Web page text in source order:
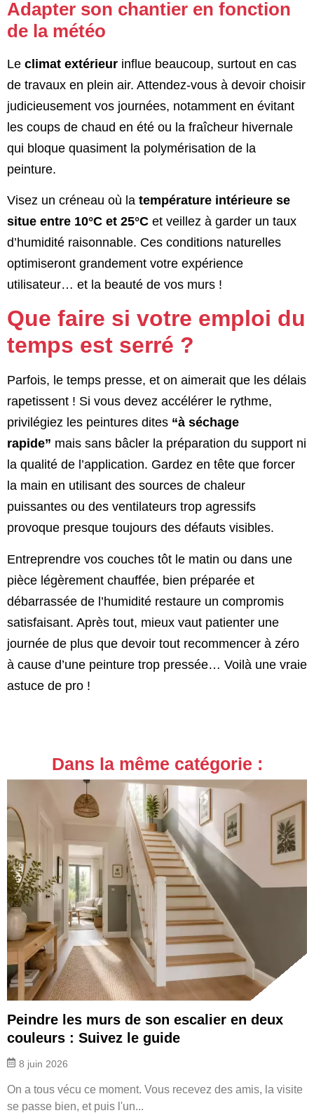
Adapter son chantier en fonction
de la météo
Le climat extérieur influe beaucoup, surtout en cas
de travaux en plein air. Attendez-vous à devoir choisir
judicieusement vos journées, notamment en évitant
les coups de chaud en été ou la fraîcheur hivernale
qui bloque quasiment la polymérisation de la
peinture.
Visez un créneau où la température intérieure se
situe entre 10°C et 25°C et veillez à garder un taux
d’humidité raisonnable. Ces conditions naturelles
optimiseront grandement votre expérience
utilisateur… et la beauté de vos murs !
Que faire si votre emploi du
temps est serré ?
Parfois, le temps presse, et on aimerait que les délais
rapetissent ! Si vous devez accélérer le rythme,
privilégiez les peintures dites “à séchage
rapide” mais sans bâcler la préparation du support ni
la qualité de l’application. Gardez en tête que forcer
la main en utilisant des sources de chaleur
puissantes ou des ventilateurs trop agressifs
provoque presque toujours des défauts visibles.
Entreprendre vos couches tôt le matin ou dans une
pièce légèrement chauffée, bien préparée et
débarrassée de l’humidité restaure un compromis
satisfaisant. Après tout, mieux vaut patienter une
journée de plus que devoir tout recommencer à zéro
à cause d’une peinture trop pressée… Voilà une vraie
astuce de pro !
Dans la même catégorie :
Peindre les murs de son escalier en deux
couleurs : Suivez le guide
8 juin 2026
On a tous vécu ce moment. Vous recevez des amis, la visite
se passe bien, et puis l'un...